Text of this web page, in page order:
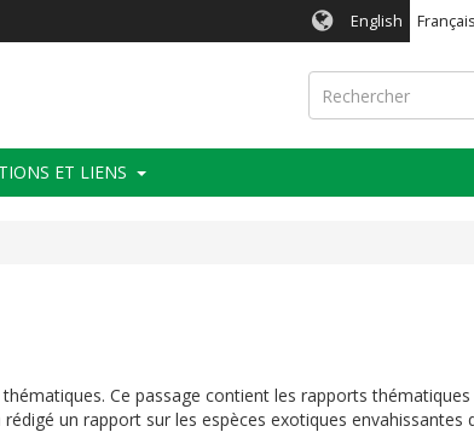
English Français
Rechercher
ET LIENS
Ce passage contient les rapports
un rapport sur les espèces exotiques envahissantes